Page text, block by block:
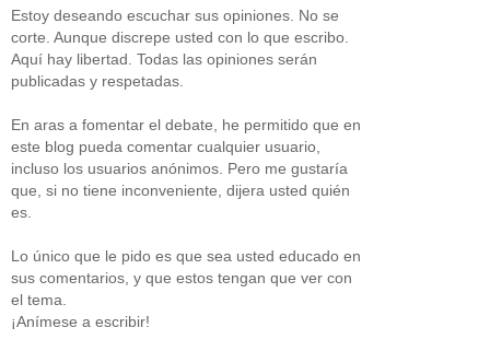
Estoy deseando escuchar sus opiniones. No se
corte. Aunque discrepe usted con lo que escribo.
Aquí hay libertad. Todas las opiniones serán
publicadas y respetadas.
En aras a fomentar el debate, he permitido que en
este blog pueda comentar cualquier usuario,
incluso los usuarios anónimos. Pero me gustaría
que, si no tiene inconveniente, dijera usted quién
es.
Lo único que le pido es que sea usted educado en
sus comentarios, y que estos tengan que ver con
el tema.
¡Anímese a escribir!